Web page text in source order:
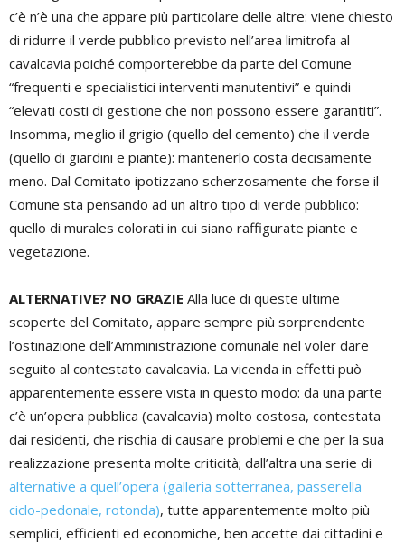
c’è n’è una che appare più particolare delle altre: viene chiesto
di ridurre il verde pubblico previsto nell’area limitrofa al
cavalcavia poiché comporterebbe da parte del Comune
“frequenti e specialistici interventi manutentivi” e quindi
“elevati costi di gestione che non possono essere garantiti”.
Insomma, meglio il grigio (quello del cemento) che il verde
(quello di giardini e piante): mantenerlo costa decisamente
meno. Dal Comitato ipotizzano scherzosamente che forse il
Comune sta pensando ad un altro tipo di verde pubblico:
quello di murales colorati in cui siano raffigurate piante e
vegetazione.
ALTERNATIVE? NO GRAZIE Alla luce di queste ultime
scoperte del Comitato, appare sempre più sorprendente
l’ostinazione dell’Amministrazione comunale nel voler dare
seguito al contestato cavalcavia. La vicenda in effetti può
apparentemente essere vista in questo modo: da una parte
c’è un’opera pubblica (cavalcavia) molto costosa, contestata
dai residenti, che rischia di causare problemi e che per la sua
realizzazione presenta molte criticità; dall’altra una serie di
alternative a quell’opera (galleria sotterranea, passerella
ciclo-pedonale, rotonda), tutte apparentemente molto più
semplici, efficienti ed economiche, ben accette dai cittadini e